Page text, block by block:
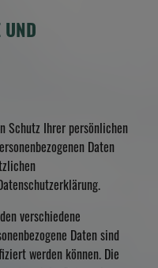
UND
Schutz Ihrer persönlichen
Daten
verschiedene
Daten sind
werden können. Die